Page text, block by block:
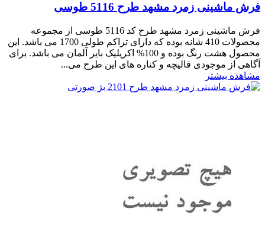
فرش ماشینی زمرد مشهد طرح 5116 طوسی
فرش ماشینی زمرد مشهد طرح کد 5116 طوسی از مجموعه
محصولات 410 شانه بوده که دارای تراکم طولی 1700 می باشد. این
محصول هشت رنگ بوده و 100% اکریلیک بایر آلمان می باشد. برای
آگاهی از موجودی قالیچه و کناره های این طرح می...
مشاهده بیشتر